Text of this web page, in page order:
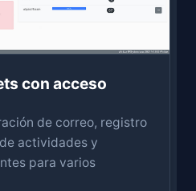
con acceso
de correo, registro
actividades y
para varios